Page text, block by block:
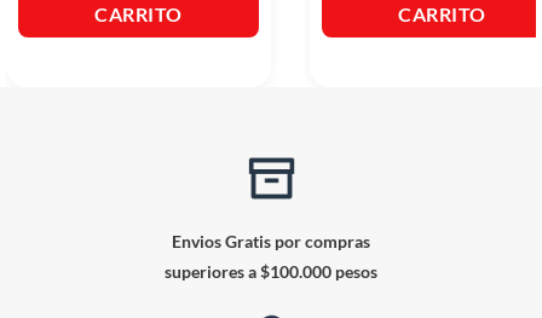
CARRITO CARRITO
Envios Gratis por compras
superiores a $100.000 pesos